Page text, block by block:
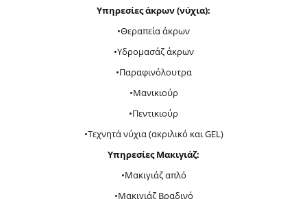
Yπηρεσίες άκρων (νύχια):
•Θεραπεία άκρων
•Υδρομασάζ άκρων
•Παραφινόλουτρα
•Μανικιούρ
•Πεντικιούρ
•Τεχνητά νύχια (ακριλικό και GEL)
Υπηρεσίες Μακιγιάζ:
•Μακιγιάζ απλό
•Μακιγιάζ Βραδινό